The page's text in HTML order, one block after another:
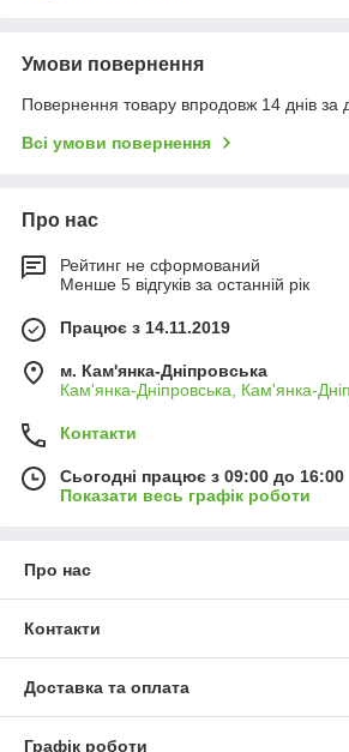
Умови повернення
Повернення товару впродовж 14 днів за
Всі умови повернення
Про нас
Рейтинг не сформований
Менше 5 відгуків за останній рік
Працює з 14.11.2019
м. Кам'янка-Дніпровська
Кам'янка-Дніпровська, Кам'янка-
Контакти
Сьогодні працює з 09:00 до 16:00
Показати весь графік роботи
Про нас
Контакти
Доставка та оплата
Графік роботи